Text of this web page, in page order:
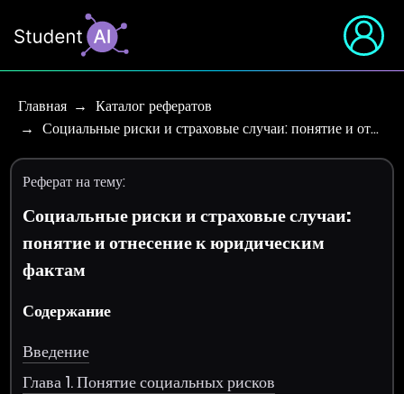
Главная
Каталог рефератов
Социальные риски и страховые случаи: понятие и от…
Реферат на тему:
Социальные риски и страховые случаи:
понятие и отнесение к юридическим
фактам
Содержание
Введение
Глава 1. Понятие социальных рисков